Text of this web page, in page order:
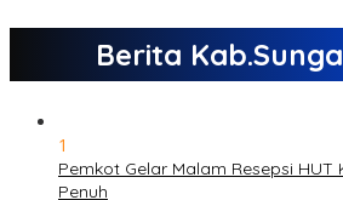
Berita
1
Pemkot Gelar Malam Resepsi HUT
Penuh